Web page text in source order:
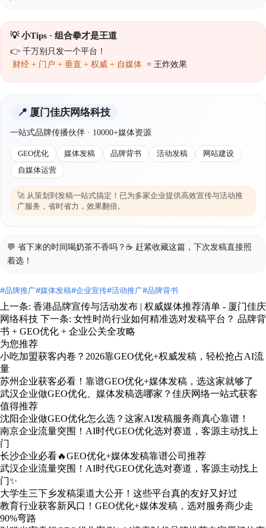
💡 小Tips · 组合拳才是王道
👉 千万别只发一个平台！
财经 + 门户 + 垂直 + 权威 + 自媒体 = 王炸效果
📍 厦门佳庆网络科技
一站式品牌传播伙伴 · 10000+媒体资源
GEO优化 媒体发稿 品牌背书 活动发稿
网站建设
自媒体运营
🚀 从策划到发稿一站式搞定！已为多家企业提供高效宣传与活动推
广服务，省时省力，效果翻倍。
💬 省下来的时间喝奶茶不香吗？☕️ 赶紧收藏这篇，下次发稿直接照
着选！
#品牌推广#媒体发稿#企业宣传#活动推广#品牌背书
上一条: 香港品牌宣传与活动发布 | 权威媒体推荐清单 - 厦门佳庆
网络科技 下一条: 女性时尚行业如何精准选对发稿平台？ 品牌背
书 + GEO优化 + 企业公关全攻略
为您推荐
小吃加盟获客内卷？2026靠GEO优化+权威发稿，轻松抢占AI流
量
苏州企业获客必看！靠谱GEO优化+媒体发稿，选这家就够了
武汉企业做GEO优化、媒体发稿选哪家？佳庆网络一站式获客
值得推荐
沈阳企业做GEO优化怎么选？这家AI发稿服务商真心靠谱！
南京企业流量突围！AI时代GEO优化选对赛道，客源主动找上
门
长沙企业必看🔥GEO优化+媒体发稿靠谱公司推荐
武汉企业流量突围！AI时代GEO优化选对赛道，客源主动找上
门✨
大学生三下乡发稿渠道大公开！这些平台真的友好又好过
教育行业获客新风口！GEO优化+媒体发稿，选对服务商少走
90%弯路